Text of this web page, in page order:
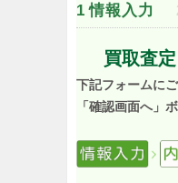
1 情報入力
買取査
下記フォームに
「確認画面へ」